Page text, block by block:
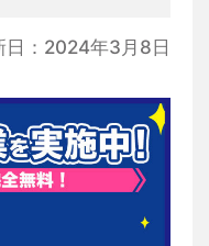
日：2024年3月8日